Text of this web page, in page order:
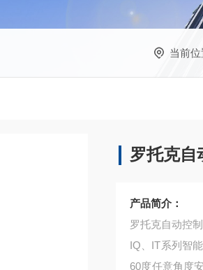
当前位
罗托克自
产品简介：
罗托克自动控
IQ、IT系列智
60度任意角度